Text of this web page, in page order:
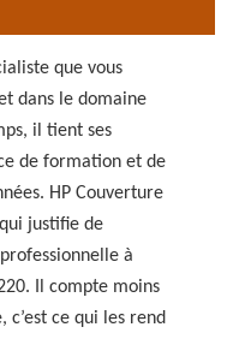
que vous
dans le domaine
il tient ses
de formation et de
HP Couverture
justifie de
à
Il compte moins
c’est ce qui les rend